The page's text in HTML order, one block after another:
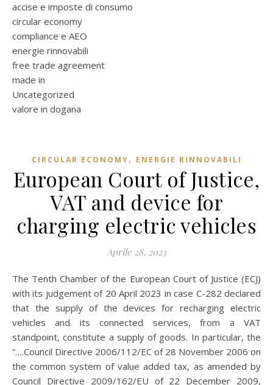
accise e imposte di consumo
circular economy
compliance e AEO
energie rinnovabili
free trade agreement
made in
Uncategorized
valore in dogana
CIRCULAR ECONOMY, ENERGIE RINNOVABILI
European Court of Justice,
VAT and device for
charging electric vehicles
Aprile 28, 2023
The Tenth Chamber of the European Court of Justice (ECJ)
with its judgement of 20 April 2023 in case C-282 declared
that the supply of the devices for recharging electric
vehicles and its connected services, from a VAT
standpoint, constitute a supply of goods. In particular, the
“….Council Directive 2006/112/EC of 28 November 2006 on
the common system of value added tax, as amended by
Council Directive 2009/162/EU of 22 December 2009,